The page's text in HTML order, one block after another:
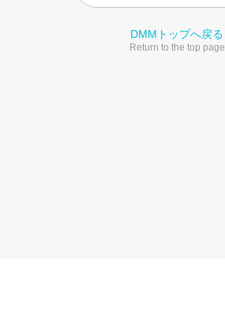
DMMトップへ戻る
Return to the top page